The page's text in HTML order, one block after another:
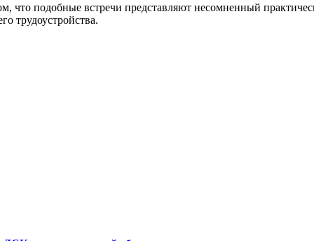
что подобные встречи представляют несомненный
трудоустройства.